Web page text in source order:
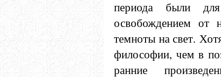
периода были
освобождением от
темноты на свет.
философии, чем в
ранние